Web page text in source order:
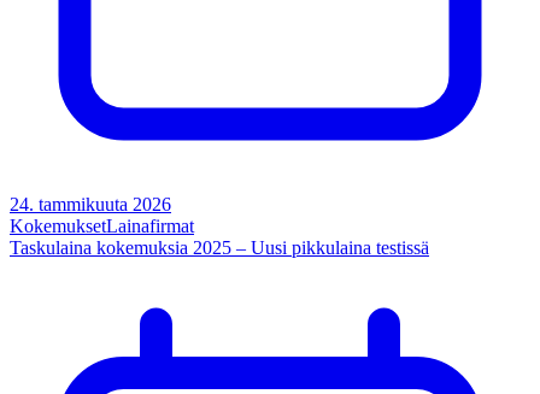
24. tammikuuta 2026
KokemuksetLainafirmat
Taskulaina kokemuksia 2025 – Uusi pikkulaina testissä